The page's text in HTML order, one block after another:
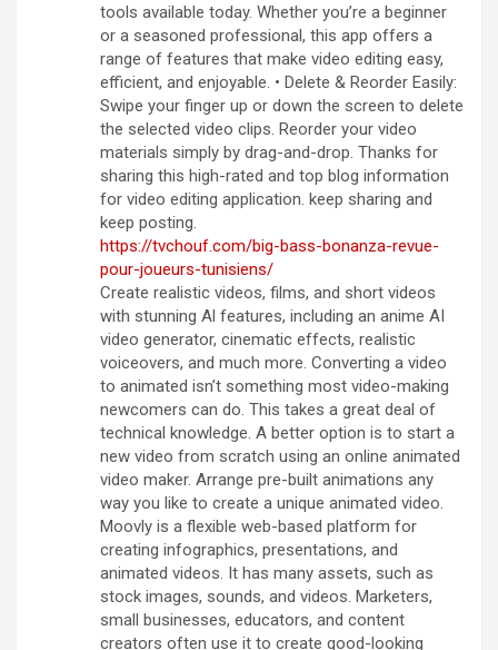
tools available today. Whether you’re a beginner
or a seasoned professional, this app offers a
range of features that make video editing easy,
efficient, and enjoyable. • Delete & Reorder Easily:
Swipe your finger up or down the screen to delete
the selected video clips. Reorder your video
materials simply by drag-and-drop. Thanks for
sharing this high-rated and top blog information
for video editing application. keep sharing and
keep posting.
https://tvchouf.com/big-bass-bonanza-revue-
pour-joueurs-tunisiens/
Create realistic videos, films, and short videos
with stunning Al features, including an anime AI
video generator, cinematic effects, realistic
voiceovers, and much more. Converting a video
to animated isn’t something most video-making
newcomers can do. This takes a great deal of
technical knowledge. A better option is to start a
new video from scratch using an online animated
video maker. Arrange pre-built animations any
way you like to create a unique animated video.
Moovly is a flexible web-based platform for
creating infographics, presentations, and
animated videos. It has many assets, such as
stock images, sounds, and videos. Marketers,
small businesses, educators, and content
creators often use it to create good-looking